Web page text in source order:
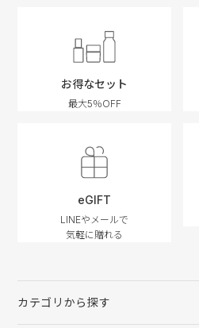
お得なセット
最大5％OFF
eGIFT
LINEやメールで
気軽に贈れる
カテゴリから探す